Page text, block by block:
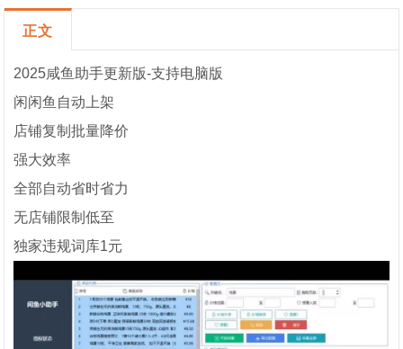
正文
2025咸鱼助手更新版-支持电脑版
闲闲鱼自动上架
店铺复制批量降价
强大效率
全部自动省时省力
无店铺限制低至
独家违规词库1元